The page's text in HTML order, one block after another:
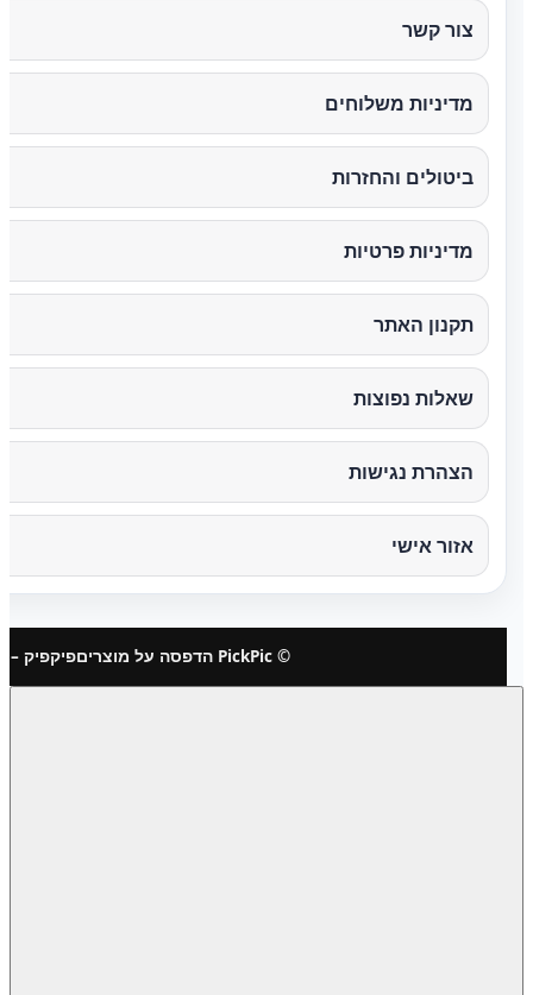
צור קשר
מדיניות משלוחים
ביטולים והחזרות
מדיניות פרטיות
תקנון האתר
שאלות נפוצות
הצהרת נגישות
אזור אישי
© PickPic הדפסה על מוצרים פיקפיק –